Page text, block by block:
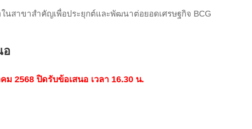
นสาขาสำคัญเพื่อประยุกต์และพัฒนาต่อยอดเศรษฐกิจ BCG
อ
ม 2568 ปิดรับข้อเสนอ เวลา 16.30 น.